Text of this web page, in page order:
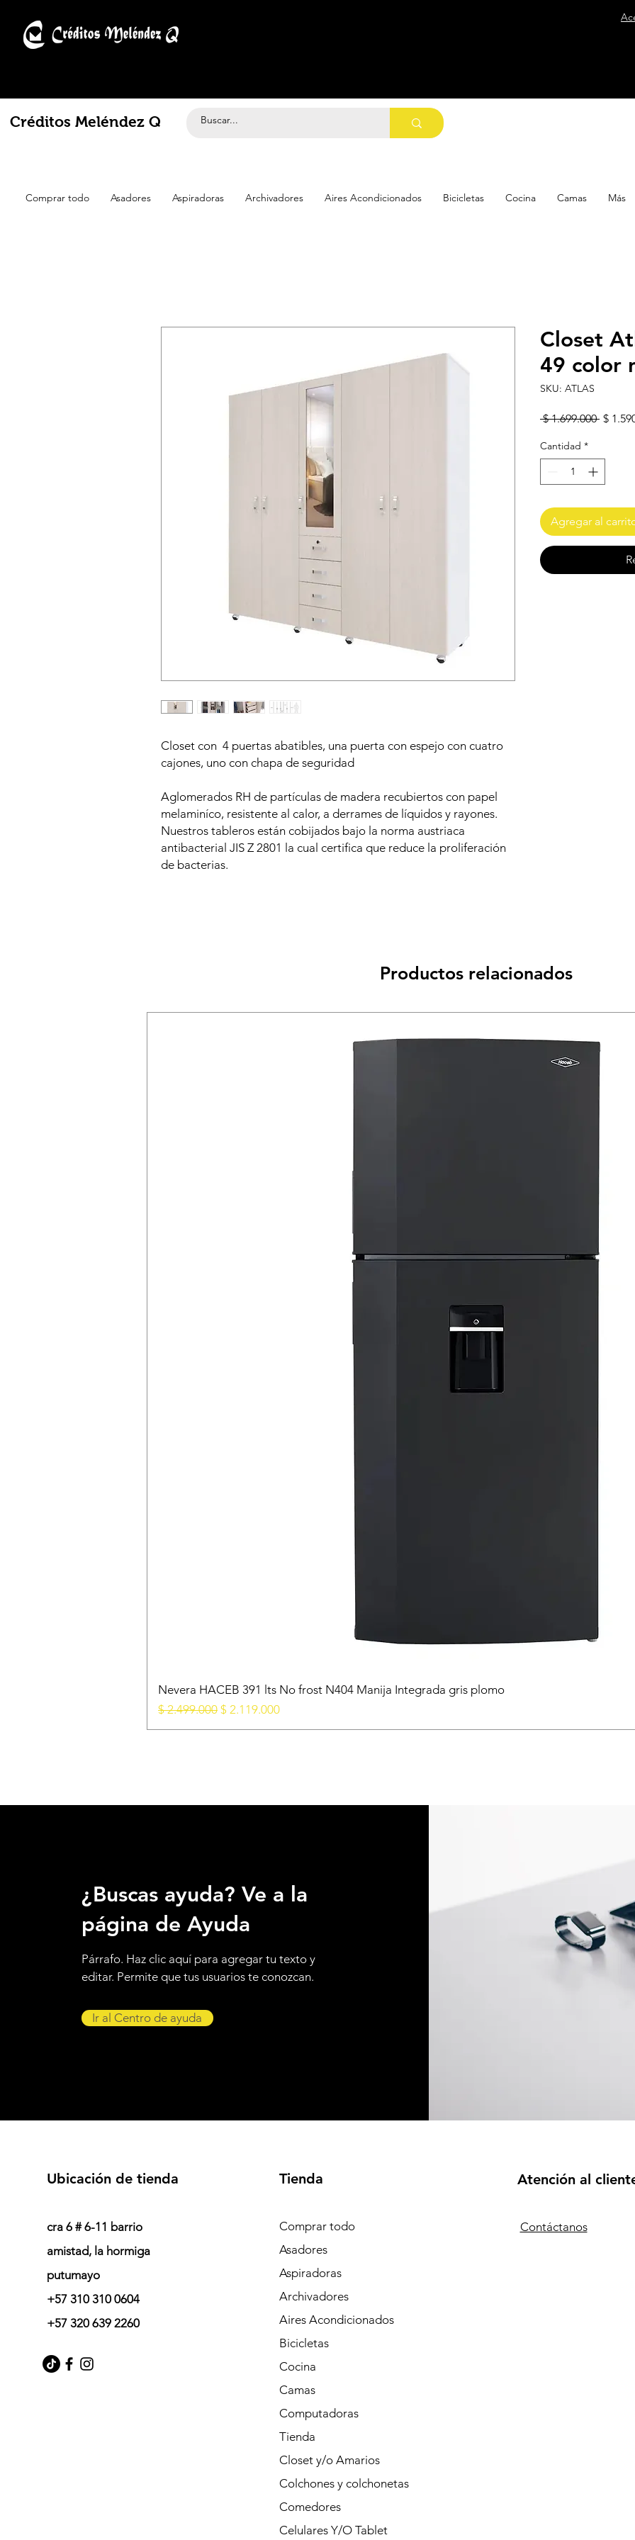
Créditos Meléndez Q
Comprar todo Asadores Aspiradoras Archivadores Aires Acondicionados Bicicletas Cocina Camas Más
Closet con 4 puertas abatibles, una puerta con espejo con cuatro
cajones, uno con chapa de seguridad
Aglomerados RH de partículas de madera recubiertos con papel
melaminíco, resistente al calor, a derrames de líquidos y rayones.
Nuestros tableros están cobijados bajo la norma austriaca
antibacterial JIS Z 2801 la cual certifica que reduce la proliferación
de bacterias.
Closet
49 color
SKU: ATLAS
$ 1.699.000 Precio
$
Cantidad *
Agregar al
Productos relacionados
Nevera HACEB 391 lts No frost N404 Manija Integrada gris plomo
Precio
$ 2.499.000 Precio de oferta
$ 2.119.000
¿Buscas ayuda? Ve a la
página de Ayuda
Párrafo. Haz clic aquí para agregar tu texto y
editar. Permite que tus usuarios te conozcan.
Ir al Centro de ayuda
Ubicación de tienda
cra 6 # 6-11 barrio
amistad, la hormiga
putumayo
+57 310 310 0604
+57 320 639 2260
Tienda
Comprar todo
Asadores
Aspiradoras
Archivadores
Aires Acondicionados
Bicicletas
Cocina
Camas
Computadoras
Tienda
Closet y/o Amarios
Colchones y colchonetas
Comedores
Celulares Y/O Tablet
Atención al
Contáctanos